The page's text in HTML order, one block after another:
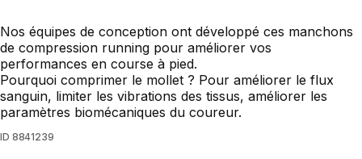
Nos équipes de conception ont développé ces manchons
de compression running pour améliorer vos
performances en course à pied.
Pourquoi comprimer le mollet ? Pour améliorer le flux
sanguin, limiter les vibrations des tissus, améliorer les
paramètres biomécaniques du coureur.
ID 8841239